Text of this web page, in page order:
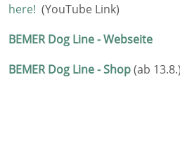
here! (YouTube Link)
BEMER Dog Line - Webseite
BEMER Dog Line - Shop(ab 13.8.)